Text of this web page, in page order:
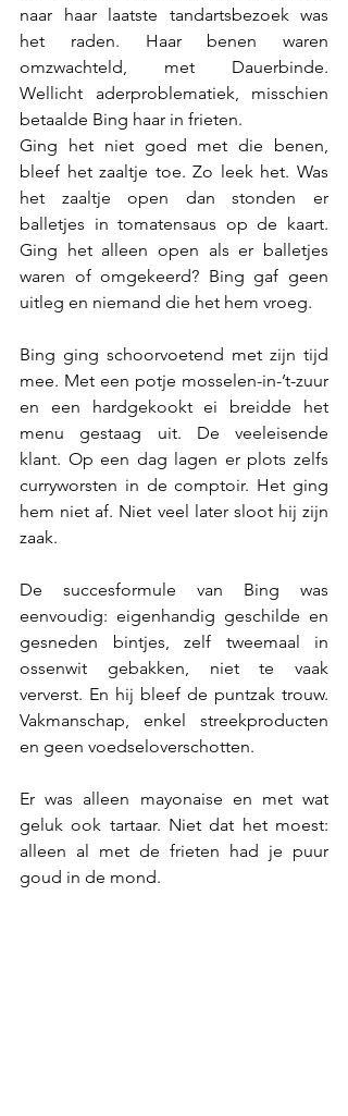
naar haar laatste tandartsbezoek was
het raden. Haar benen waren
omzwachteld, met Dauerbinde.
Wellicht aderproblematiek, misschien
betaalde Bing haar in frieten.
Ging het niet goed met die benen,
bleef het zaaltje toe. Zo leek het. Was
het zaaltje open dan stonden er
balletjes in tomatensaus op de kaart.
Ging het alleen open als er balletjes
waren of omgekeerd? Bing gaf geen
uitleg en niemand die het hem vroeg.
Bing ging schoorvoetend met zijn tijd
mee. Met een potje mosselen-in-’t-zuur
en een hardgekookt ei breidde het
menu gestaag uit. De veeleisende
klant. Op een dag lagen er plots zelfs
curryworsten in de comptoir. Het ging
hem niet af. Niet veel later sloot hij zijn
zaak.
De succesformule van Bing was
eenvoudig: eigenhandig geschilde en
gesneden bintjes, zelf tweemaal in
ossenwit gebakken, niet te vaak
ververst. En hij bleef de puntzak trouw.
Vakmanschap, enkel streekproducten
en geen voedseloverschotten.
Er was alleen mayonaise en met wat
geluk ook tartaar. Niet dat het moest:
alleen al met de frieten had je puur
goud in de mond.